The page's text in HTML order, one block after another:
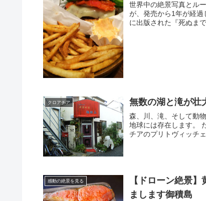
世界中の絶景写真とル
が、発売から1年が経
に出版された『死ぬま
クロアチア 無数の湖と滝が壮
森、川、滝、そして動
地球には存在します。
チアのプリトヴィッチ
感動の絶景を見る
【ドローン絶景
まします御積島